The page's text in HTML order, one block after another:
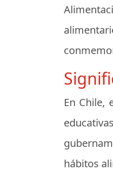
En Chile,
hábitos